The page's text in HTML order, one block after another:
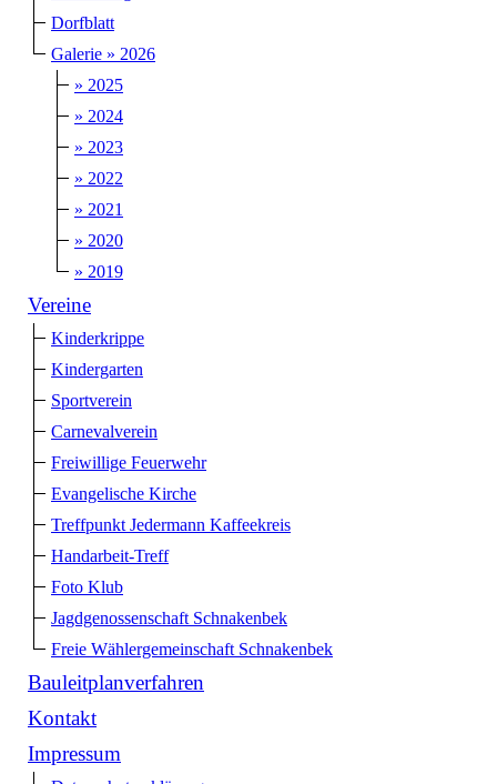
Dorfblatt
Galerie » 2026
» 2025
» 2024
» 2023
» 2022
» 2021
» 2020
» 2019
Vereine
Kinderkrippe
Kindergarten
Sportverein
Carnevalverein
Freiwillige Feuerwehr
Evangelische Kirche
Treffpunkt Jedermann Kaffeekreis
Handarbeit-Treff
Foto Klub
Jagdgenossenschaft Schnakenbek
Freie Wählergemeinschaft Schnakenbek
Bauleitplanverfahren
Kontakt
Impressum